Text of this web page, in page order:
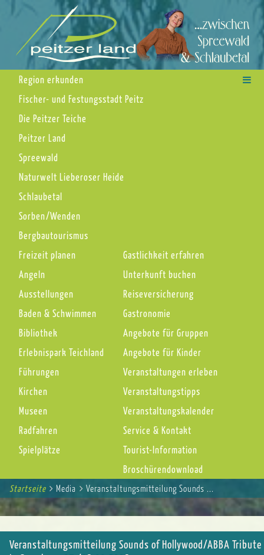
Region erkunden
Fischer- und Festungsstadt Peitz
Die Peitzer Teiche
Peitzer Land
Spreewald
Naturwelt Lieberoser Heide
Schlaubetal
Sorben/Wenden
Bergbautourismus
Freizeit planen
Angeln
Ausstellungen
Baden & Schwimmen
Bibliothek
Erlebnispark Teichland
Führungen
Kirchen
Museen
Radfahren
Spielplätze
Gastlichkeit erfahren
Unterkunft buchen
Reiseversicherung
Gastronomie
Angebote für Gruppen
Angebote für Kinder
Veranstaltungen erleben
Veranstaltungstipps
Veranstaltungskalender
Service & Kontakt
Tourist-Information
Broschürendownload
Breadcrumbs
You
are
Startseite Media Veranstaltungsmitteilung Sounds ...
Veranstaltungsmitteilung Sounds of Hollywood/ABBA Tribute